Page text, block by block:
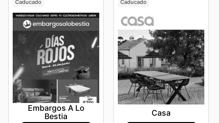
valioso que presenta de manera clara y atractiva las
oportunidades de la semana. La estrategia de
BoConcept de ofrecer promociones continuas y
BoConcept dealsestratégicos refuerza su compromiso
con la satisfacción del cliente. Al estar atento a las
BoConcept weekly ads
, se garantiza la posibilidad de
adquirir piezas de diseño icónicas y funcionales que
aportarán valor y estilo a su hogar durante años. "Stay
up to date with BoConcept's weekly ads and enjoy
exclusive savings every day."
Caducado
Embargos A Lo
Bestia
Caducado
Casa